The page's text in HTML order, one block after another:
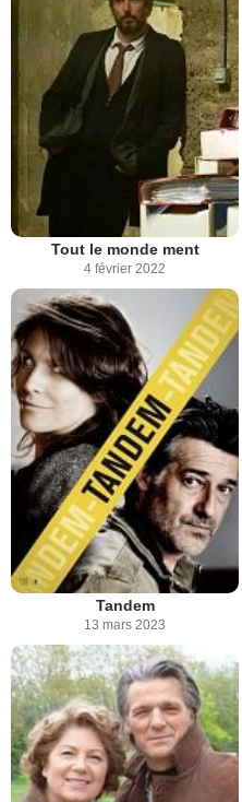
Tout le monde ment
4 février 2022
Tandem
13 mars 2023